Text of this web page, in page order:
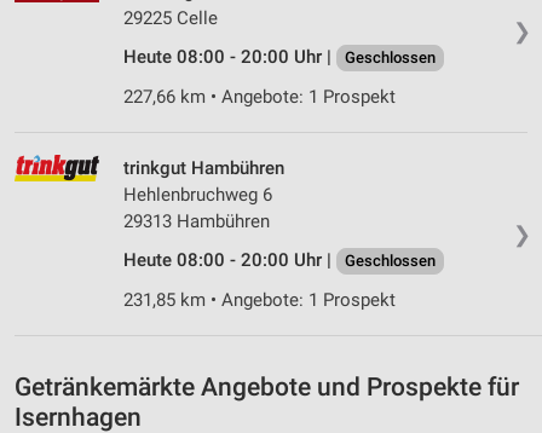
❯
29225 Celle
Heute 08:00 - 20:00 Uhr |
Geschlossen
227,66 km • Angebote: 1 Prospekt
❯
trinkgut Hambühren
Hehlenbruchweg 6
29313 Hambühren
Heute 08:00 - 20:00 Uhr |
Geschlossen
231,85 km • Angebote: 1 Prospekt
Getränkemärkte Angebote und Prospekte für
Isernhagen
Nicht-IAB-Verarbeitungszwecke:
Werbung